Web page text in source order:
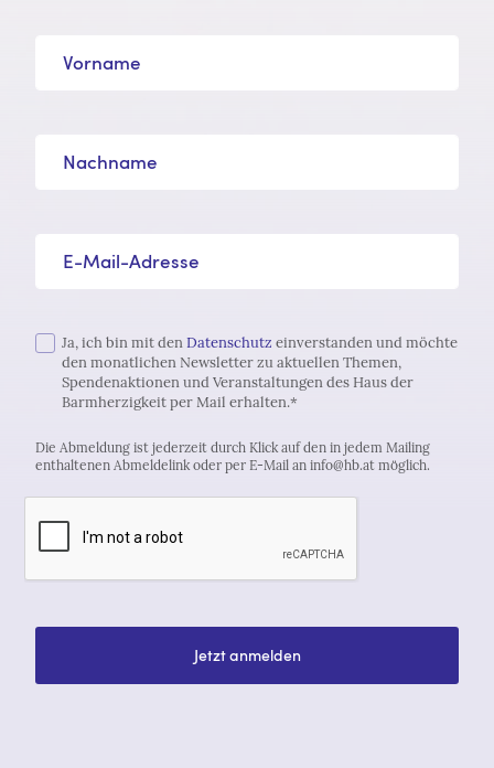
Ja, ich bin mit denDatenschutz einverstanden und möchte
den monatlichen Newsletter zu aktuellen Themen,
Spendenaktionen und Veranstaltungen des Haus der
Barmherzigkeit per Mail erhalten.*
Die Abmeldung ist jederzeit durch Klick auf den in jedem Mailing
enthaltenen Abmeldelink oder per E-Mail an info@hb.at möglich.
Jetzt anmelden